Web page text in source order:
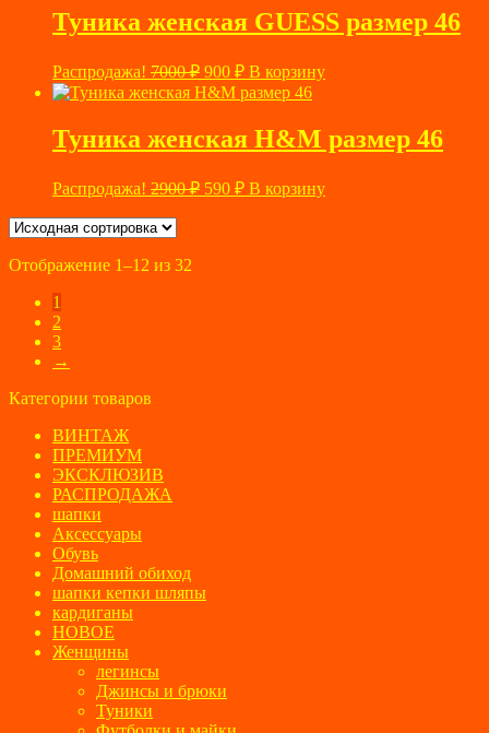
Туника женская GUESS размер 46
Распродажа! 7000₽ Первоначальная
цена
составляла
7000 ₽.
900 ₽Текущая
цена:
В корзину
Туника женская H&M размер 46
Распродажа! 2900₽ Первоначальная
590 ₽Текущая
цена:
В корзину
Отображение 1–12 из 32
1
2
3
→
Категории товаров
ВИНТАЖ
ПРЕМИУМ
ЭКСКЛЮЗИВ
РАСПРОДАЖА
шапки
Аксессуары
Обувь
Домашний обиход
шапки кепки шляпы
кардиганы
НОВОЕ
Женщины
легинсы
Джинсы и брюки
Туники